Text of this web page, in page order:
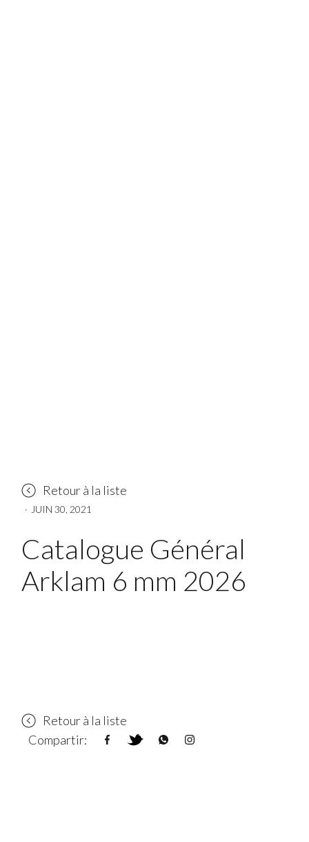
Retour à la liste
· JUIN 30, 2021
Catalogue Général
Arklam 6 mm 2026
Retour à la liste
Compartir: